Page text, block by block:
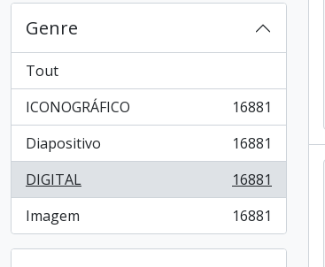
Genre
Tout
ICONOGRÁFICO
, 16881 résultats
16881
Diapositivo
, 16881 résultats
16881
DIGITAL
, 16881 résultats
16881
Imagem
, 16881 résultats 16881